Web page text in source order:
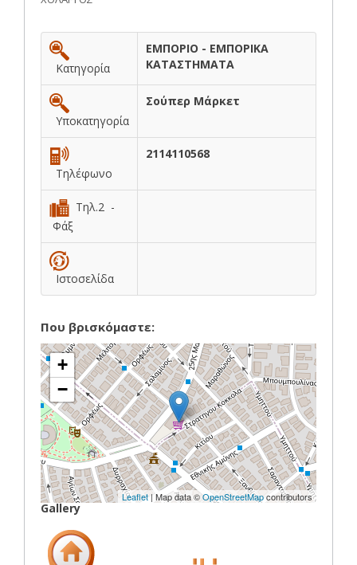
Κατηγορία
ΕΜΠΟΡΙΟ - ΕΜΠΟΡΙΚΑ
ΚΑΤΑΣΤΗΜΑΤΑ
Υποκατηγορία
Σούπερ Μάρκετ
Τηλέφωνο
2114110568
Τηλ.2 -
Φάξ
Ιστοσελίδα
Που βρισκόμαστε:
+
−
Leaflet| Map data ©OpenStreetMapcontributors
Gallery